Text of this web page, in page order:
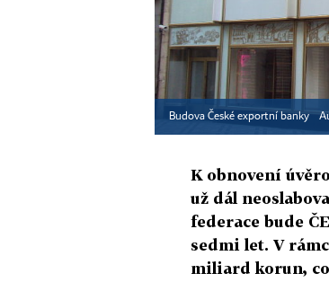
Budova České exportní banky
K obnovení
už dál
federace bude
sedmi let. V
miliard korun,